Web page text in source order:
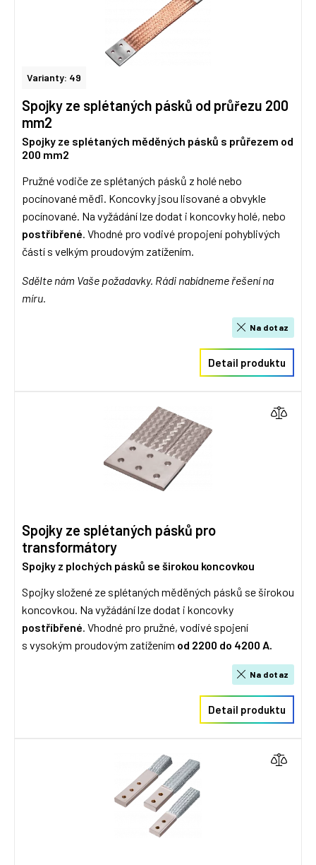
Varianty: 49
Spojky ze splétaných pásků od průřezu 200
mm2
Spojky ze splétaných měděných pásků s průřezem od
200 mm2
Pružné vodiče ze splétaných pásků z holé nebo
pocínované měďi. Koncovky jsou lisované a obvykle
pocínované. Na vyžádání lze dodat i koncovky holé, nebo
postříbřené . Vhodné pro vodivé propojení pohyblivých
částí s velkým proudovým zatížením.
Sdělte nám Vaše požadavky. Rádi nabídneme řešení na
míru.
Na dotaz
Detail produktu
Spojky ze splétaných pásků pro
transformátory
Spojky z plochých pásků se širokou koncovkou
Spojky složené ze splétaných měděných pásků se širokou
koncovkou. Na vyžádání lze dodat i koncovky
postříbřené . Vhodné pro pružné, vodivé spojení
s vysokým proudovým zatížením od 2200 do 4200 A.
Na dotaz
Detail produktu